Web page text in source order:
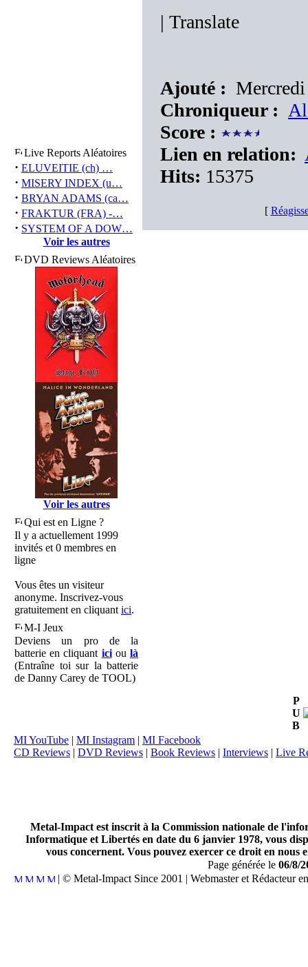
Live Reports Aléatoires
· ELUVEITIE (ch) …
· MISERY INDEX (u…
· BRYAN ADAMS (ca…
· FRAKTUR (FRA) -…
· SYSTEM OF A DOW…
Voir les autres
DVD Reviews Aléatoires
Voir les autres
Qui est en Ligne ?
Il y a actuellement 1999
invités et 0 membres en
ligne
Vous êtes un visiteur
anonyme. Inscrivez-vous
gratuitement en cliquant ici.
M-I Jeux
Deviens un pro de la
batterie en cliquant icioulà
(Entraîne toi sur la batterie
de Danny Carey de TOOL)
| Translate
Ajouté :
Chroniqueur :
Score :
Lien en relation:
Hits: 15375
[
P
U
B
MI YouTube | MI Instagram | MI Facebook
CD Reviews | DVD Reviews | Book Reviews | Interviews | Live
Metal-Impact est inscrit à la Commission nationale de
Informatique et Libertés en date du 6 janvier 1978, vous
vous concernent. Vous pouvez exercer ce droit en
Page générée le 06/8/
| © Metal-Impact Since 2001 | Webmaster et Rédacteur